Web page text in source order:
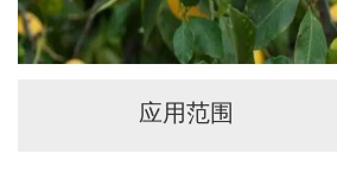
应用范围